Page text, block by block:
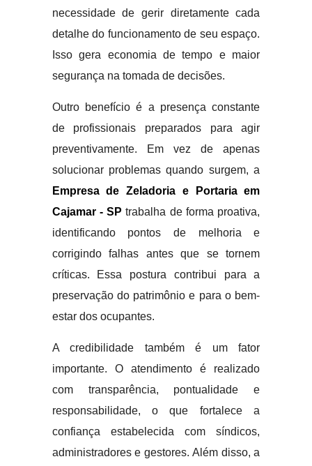
necessidade de gerir diretamente cada
detalhe do funcionamento de seu espaço.
Isso gera economia de tempo e maior
segurança na tomada de decisões.
Outro benefício é a presença constante
de profissionais preparados para agir
preventivamente. Em vez de apenas
solucionar problemas quando surgem, a
Empresa de Zeladoria e Portaria em
Cajamar - SP trabalha de forma proativa,
identificando pontos de melhoria e
corrigindo falhas antes que se tornem
críticas. Essa postura contribui para a
preservação do patrimônio e para o bem-
estar dos ocupantes.
A credibilidade também é um fator
importante. O atendimento é realizado
com transparência, pontualidade e
responsabilidade, o que fortalece a
confiança estabelecida com síndicos,
administradores e gestores. Além disso, a